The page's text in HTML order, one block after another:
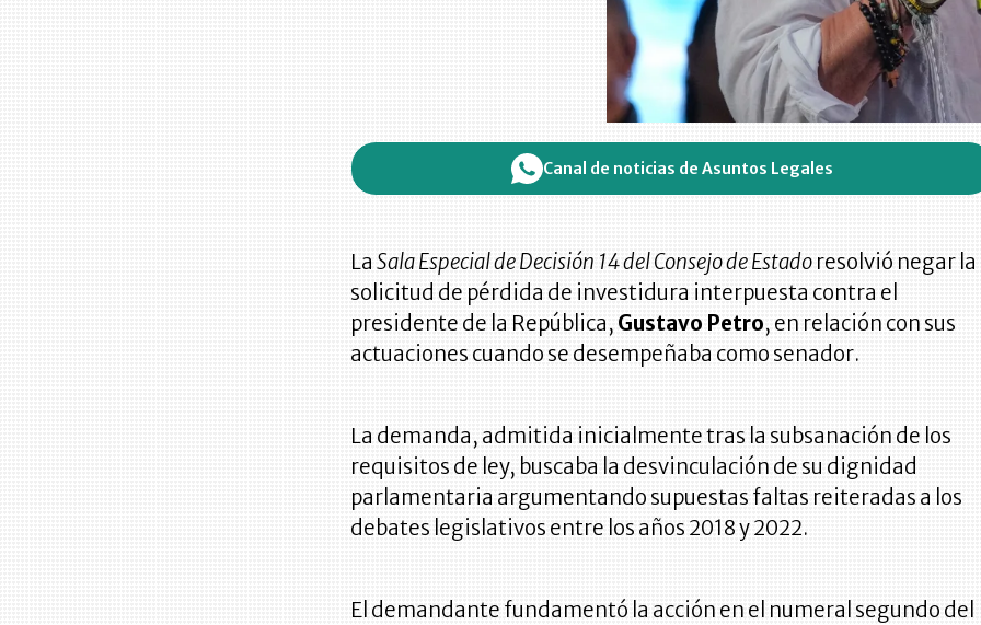
Canal de noticias de Asuntos Legales
LaSala Especial de Decisión 14 del Consejo de Estado resolvió negar la
solicitud de pérdida de investidura interpuesta contra el
presidente de la República, Gustavo Petro, en relación con sus
actuaciones cuando se desempeñaba como senador.
La demanda, admitida inicialmente tras la subsanación de los
requisitos de ley, buscaba la desvinculación de su dignidad
parlamentaria argumentando supuestas faltas reiteradas a los
debates legislativos entre los años 2018 y 2022.
El demandante fundamentó la acción en el numeral segundo del